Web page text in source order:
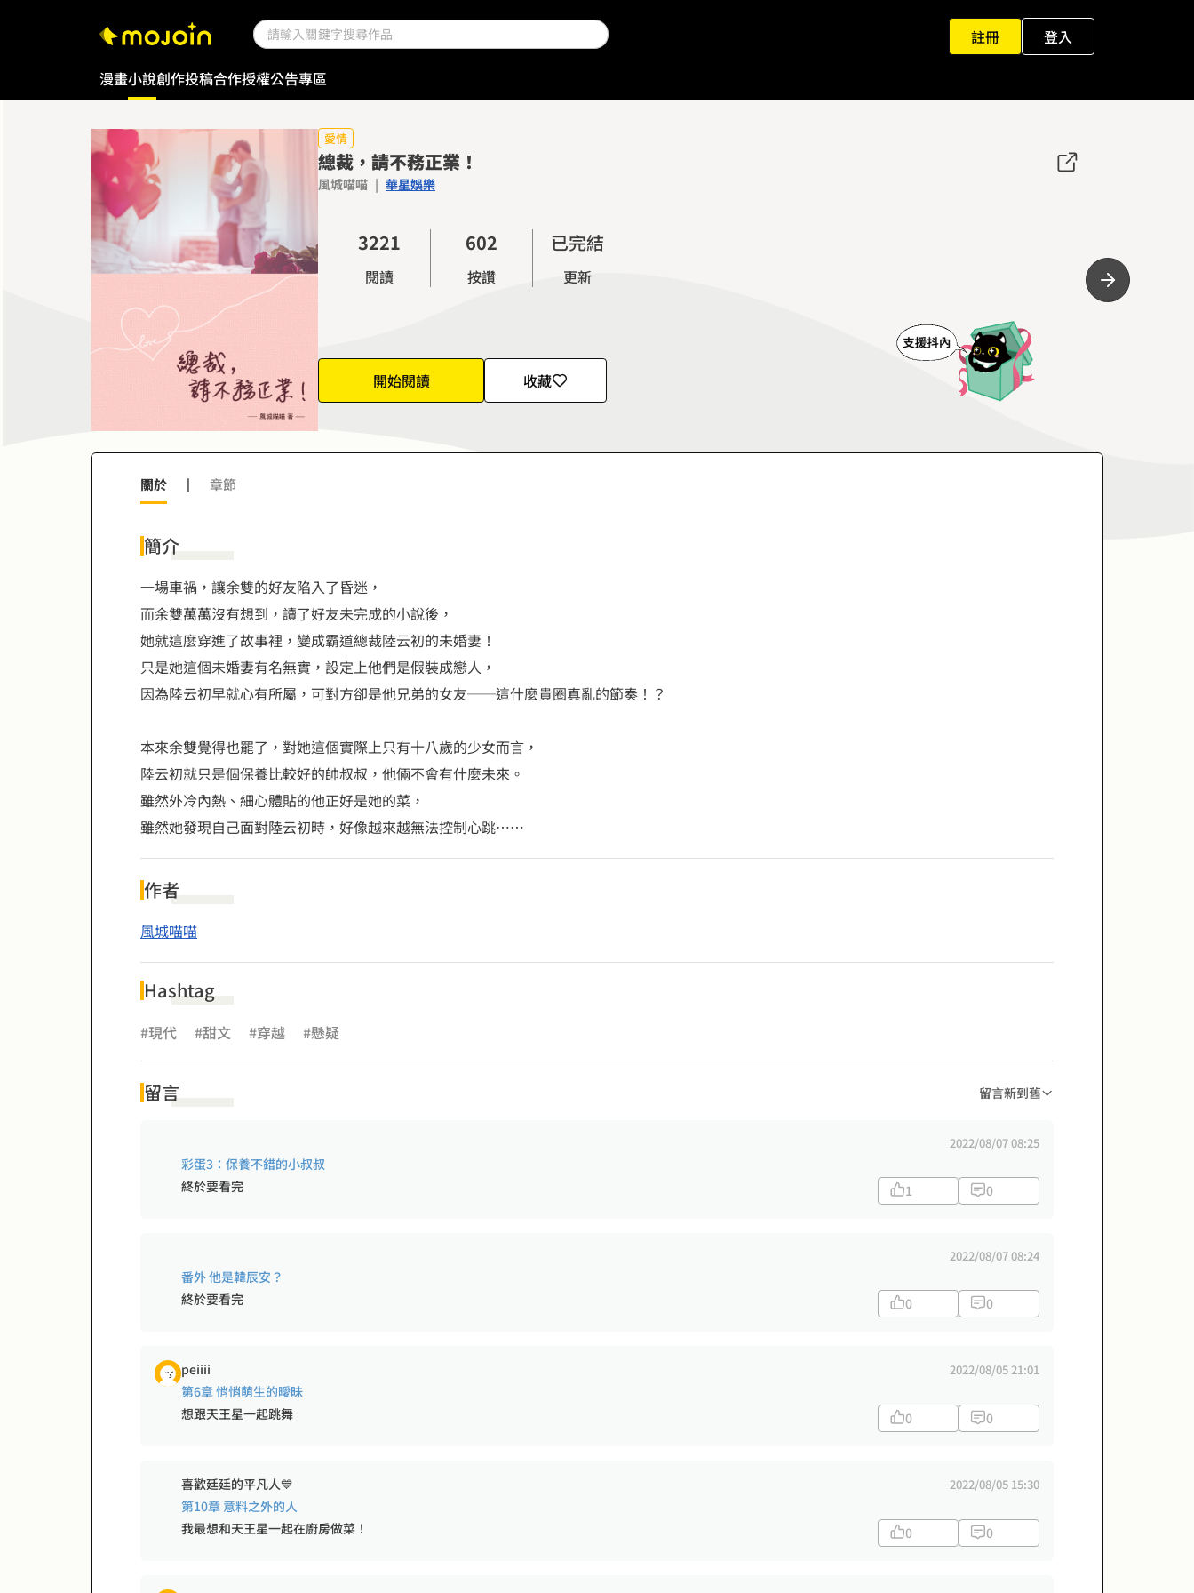
註冊
登入
漫畫小說創作投稿合作授權公告專區
愛情
總裁，請不務正業！
風城喵喵 | 華星娛樂
0
1
3
4
9
0
2
3
7
8
0
2
3
7
8
1
2
6
7
9
閱讀
3
6
7
0
1
6
8
2
3
8
按讚
已完結
更新
開始閱讀 收藏
關於 | 章節
簡介
一場車禍，讓余雙的好友陷入了昏迷，
而余雙萬萬沒有想到，讀了好友未完成的小說後，
她就這麼穿進了故事裡，變成霸道總裁陸云初的未婚妻！
只是她這個未婚妻有名無實，設定上他們是假裝成戀人，
因為陸云初早就心有所屬，可對方卻是他兄弟的女友──這什麼貴圈真亂的節奏！？
本來余雙覺得也罷了，對她這個實際上只有十八歲的少女而言，
陸云初就只是個保養比較好的帥叔叔，他倆不會有什麼未來。
雖然外冷內熱、細心體貼的他正好是她的菜，
雖然她發現自己面對陸云初時，好像越來越無法控制心跳……
作者
風城喵喵
Hashtag
#現代 #甜文 #穿越 #懸疑
留言 留言新到舊
2022/08/07 08:25
彩蛋3：保養不錯的小叔叔
終於要看完
1 0
2022/08/07 08:24
番外 他是韓辰安？
終於要看完
0 0
peiiii 2022/08/05 21:01
第6章 悄悄萌生的曖昧
想跟天王星一起跳舞
0 0
喜歡廷廷的平凡人💙 2022/08/05 15:30
第10章 意料之外的人
我最想和天王星一起在廚房做菜！
0 0